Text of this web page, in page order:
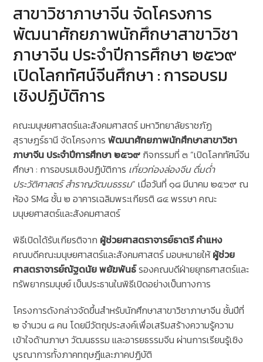
สาขาวิชาภาษาจีน จัดโครงการ
พัฒนาศักยภาพนักศึกษาสาขาวิชา
ภาษาจีน ประจำปีการศึกษา ๒๕๖๙
เปิดโลกทัศน์จีนศึกษา : การอบรม
เชิงปฏิบัติการ
คณะมนุษยศาสตร์และสังคมศาสตร์ มหาวิทยาลัยราชภัฏ
สุราษฎร์ธานี จัดโครงการพัฒนาศักยภาพนักศึกษาสาขาวิชา
ภาษาจีน ประจำปีการศึกษา ๒๕๖๙ กิจกรรมที่ ๓ “เปิดโลกทัศน์จีน
ศึกษา : การอบรมเชิงปฏิบัติการ เที่ยวท่องล่องจีน ดื่มด่ำ
ประวัติศาสตร์ สำราญวัฒนธรรม” เมื่อวันที่ ๑๘ มีนาคม ๒๕๖๙ ณ
ห้อง SM๘ ชั้น ๒ อาคารเฉลิมพระเกียรติ ๘๔ พรรษา คณะ
มนุษยศาสตร์และสังคมศาสตร์
พิธีเปิดได้รับเกียรติจาก ผู้ช่วยศาสตราจารย์ธาตรี คำแหง
คณบดีคณะมนุษยศาสตร์และสังคมศาสตร์ มอบหมายให้ผู้ช่วย
ศาสตราจารย์ณัฐดนัย พยัฆพันธ์รองคณบดีฝ่ายยุทธศาสตร์และ
ทรัพยากรมนุษย์ เป็นประธานในพิธีเปิดอย่างเป็นทางการ
โครงการดังกล่าวจัดขึ้นสำหรับนักศึกษาสาขาวิชาภาษาจีน ชั้นปีที่
๒ จำนวน ๘ คน โดยมีวัตถุประสงค์เพื่อเสริมสร้างความรู้ความ
เข้าใจด้านภาษา วัฒนธรรม และอารยธรรมจีน ผ่านการเรียนรู้เชิง
บูรณาการทั้งภาคทฤษฎีและภาคปฏิบัติ